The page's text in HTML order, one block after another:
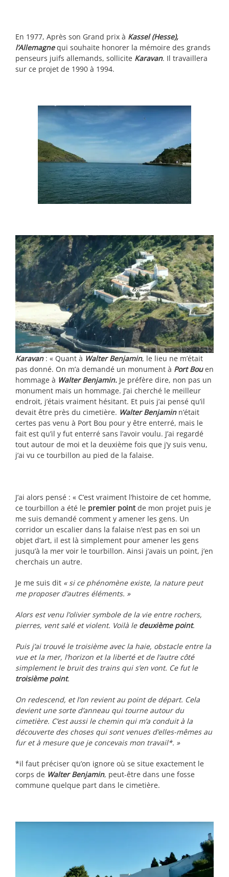
En 1977, Après son Grand prix à Kassel (Hesse),
l’Allemagnequi souhaite honorer la mémoire des grands
penseurs juifs allemands, sollicite Karavan. Il travaillera
sur ce projet de 1990 à 1994.
Karavan: « Quant à Walter Benjamin, le lieu ne m’était
pas donné. On m’a demandé un monument à Port Bouen
hommage à Walter Benjamin. Je préfère dire, non pas un
monument mais un hommage. J’ai cherché le meilleur
endroit, j’étais vraiment hésitant. Et puis j’ai pensé qu’il
devait être près du cimetière. Walter Benjaminn’était
certes pas venu à Port Bou pour y être enterré, mais le
fait est qu’il y fut enterré sans l’avoir voulu. J’ai regardé
tout autour de moi et la deuxième fois que j’y suis venu,
j’ai vu ce tourbillon au pied de la falaise.
J’ai alors pensé : « C’est vraiment l’histoire de cet homme,
ce tourbillon a été le premier pointde mon projet puis je
me suis demandé comment y amener les gens. Un
corridor un escalier dans la falaise n’est pas en soi un
objet d’art, il est là simplement pour amener les gens
jusqu’à la mer voir le tourbillon. Ainsi j’avais un point, j’en
cherchais un autre.
Je me suis dit « si ce phénomène existe, la nature peut
me proposer d’autres éléments. »
Alors est venu l’olivier symbole de la vie entre rochers,
pierres, vent salé et violent. Voilà le deuxième point.
Puis j’ai trouvé le troisième avec la haie, obstacle entre la
vue et la mer, l’horizon et la liberté et de l’autre côté
simplement le bruit des trains qui s’en vont. Ce fut le
troisième point.
On redescend, et l’on revient au point de départ. Cela
devient une sorte d’anneau qui tourne autour du
cimetière. C’est aussi le chemin qui m’a conduit à la
découverte des choses qui sont venues d’elles-mêmes au
fur et à mesure que je concevais mon travail*. »
*il faut préciser qu’on ignore où se situe exactement le
corps de Walter Benjamin, peut-être dans une fosse
commune quelque part dans le cimetière.